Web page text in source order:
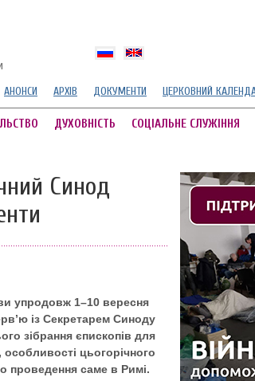
АНОНСИ АРХІВ ДОКУМЕНТИ ЦЕРКОВНИЙ
ДУХОВНІСТЬ СОЦІАЛЬНЕ СЛУЖІННЯ
Синод
упродовж 1–10 вересня
із Секретарем Синоду
зібрання єпископів для
цьогорічного
проведення саме в Римі.